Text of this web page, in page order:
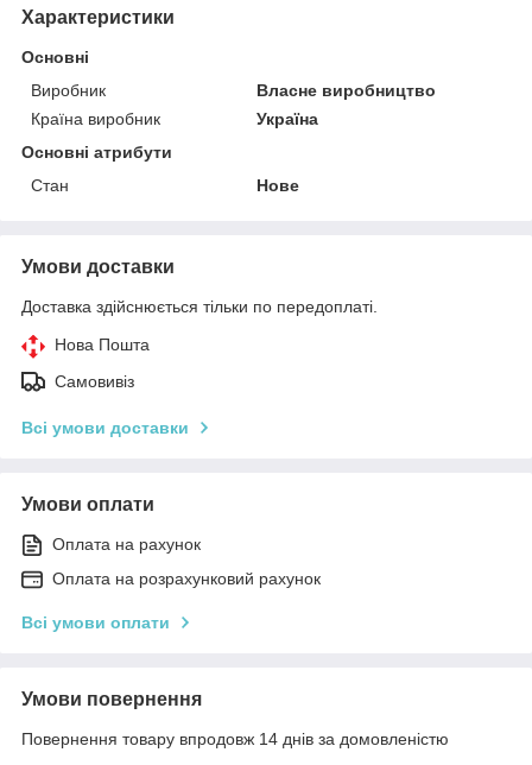
Характеристики
Основні
Виробник
Власне виробництво
Країна виробник
Україна
Основні атрибути
Стан
Нове
Умови доставки
Доставка здійснюється тільки по передоплаті.
Нова Пошта
Самовивіз
Всі умови доставки
Умови оплати
Оплата на рахунок
Оплата на розрахунковий рахунок
Всі умови оплати
Умови повернення
Повернення товару впродовж 14 днів за домовленістю